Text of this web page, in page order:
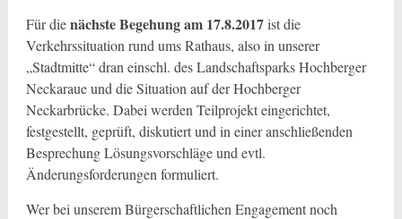
Für dienächste Begehung am 17.8.2017ist die
Verkehrssituation rund ums Rathaus, also in unserer
„Stadtmitte“ dran einschl. des Landschaftsparks Hochberger
Neckaraue und die Situation auf der Hochberger
Neckarbrücke. Dabei werden Teilprojekt eingerichtet,
festgestellt, geprüft, diskutiert und in einer anschließenden
Besprechung Lösungsvorschläge und evtl.
Änderungsforderungen formuliert.
Wer bei unserem Bürgerschaftlichen Engagement noch